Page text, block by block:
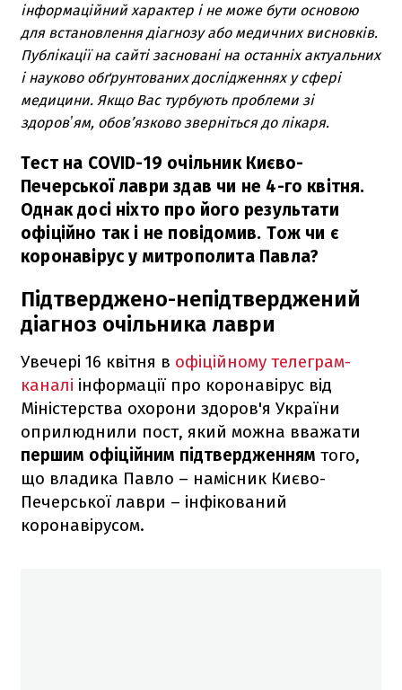
інформаційний характер і не може бути основою
для встановлення діагнозу або медичних висновків.
Публікації на сайті засновані на останніх актуальних
і науково обґрунтованих дослідженнях у сфері
медицини. Якщо Вас турбують проблеми зі
здоровʼям, обов’язково зверніться до лікаря.
Тест на COVID-19 очільник Києво-
Печерської лаври здав чи не 4-го квітня.
Однак досі ніхто про його результати
офіційно так і не повідомив. Тож чи є
коронавірус у митрополита Павла?
Підтверджено-непідтверджений
діагноз очільника лаври
Увечері 16 квітня в офіційному телеграм-
каналі інформації про коронавірус від
Міністерства охорони здоров'я України
оприлюднили пост, який можна вважати
першим офіційним підтвердженням того,
що владика Павло – намісник Києво-
Печерської лаври – інфікований
коронавірусом.